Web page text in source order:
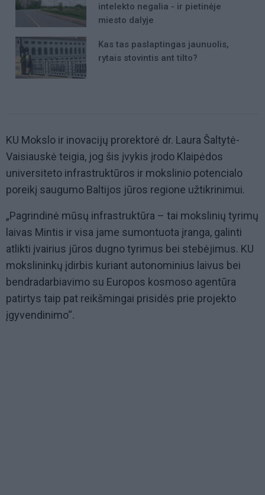
intelekto negalia - ir pietinėje
miesto dalyje
Kas tas paslaptingas jaunuolis,
rytais stovintis ant tilto?
KU Mokslo ir inovacijų prorektorė dr. Laura Šaltytė-
Vaisiauskė teigia, jog šis įvykis įrodo Klaipėdos
universiteto infrastruktūros ir mokslinio potencialo
poreikį saugumo Baltijos jūros regione užtikrinimui.
„Pagrindinė mūsų infrastruktūra – tai mokslinių tyrimų
laivas Mintis ir visa jame sumontuota įranga, galinti
atlikti įvairius jūros dugno tyrimus bei stebėjimus. KU
mokslininkų įdirbis kuriant autonominius laivus bei
bendradarbiavimo su Europos kosmoso agentūra
patirtys taip pat reikšmingai prisidės prie projekto
įgyvendinimo“.